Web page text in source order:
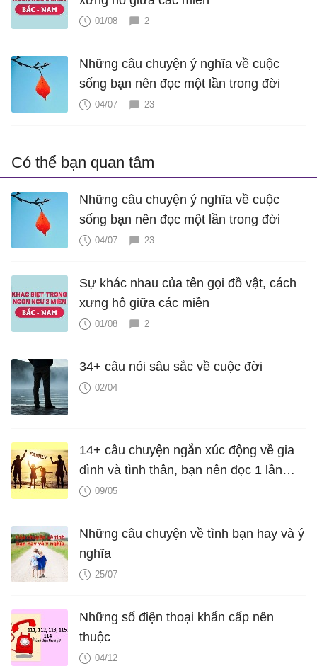
01/08 2
Những câu chuyện ý nghĩa về cuộc
sống bạn nên đọc một lần trong đời
04/07 23
Có thể bạn quan tâm
Những câu chuyện ý nghĩa về cuộc
sống bạn nên đọc một lần trong đời
04/07 23
Sự khác nhau của tên gọi đồ vật, cách
xưng hô giữa các miền
01/08 2
34+ câu nói sâu sắc về cuộc đời
02/04
14+ câu chuyện ngắn xúc động về gia
đình và tình thân, bạn nên đọc 1 lần
trong đời
09/05
Những câu chuyện về tình bạn hay và ý
nghĩa
25/07
Những số điện thoại khẩn cấp nên
thuộc
04/12